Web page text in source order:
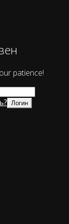
patience!